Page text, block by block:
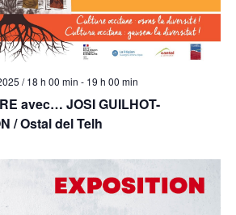
avec… JOSI GUILHOT-
/ Ostal del Telh
/ 18 h 00 min - 19 h 00 min